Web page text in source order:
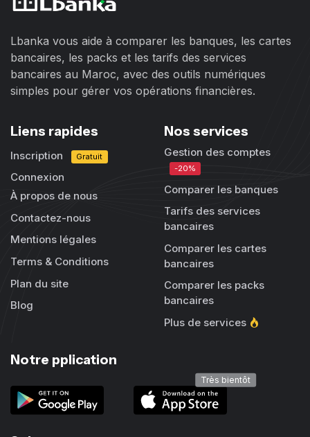
Lbanka vous aide à comparer les banques, les cartes
bancaires, les packs et les tarifs des services
bancaires au Maroc, avec des outils numériques
simples pour gérer vos opérations financières.
Liens rapides
Inscription Gratuit
Connexion
À propos de nous
Contactez-nous
Mentions légales
Terms & Conditions
Plan du site
Blog
Nos services
Gestion des comptes
-20%
Comparer les banques
Tarifs des services
bancaires
Comparer les cartes
bancaires
Comparer les packs
bancaires
Plus de services
Notre pplication
Très bientôt